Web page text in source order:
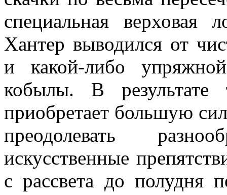
специальная
Хантер выводился от
и какой-либо
кобылы. В результате
приобретает большую
преодолевать
искусственные
с рассвета до полудня